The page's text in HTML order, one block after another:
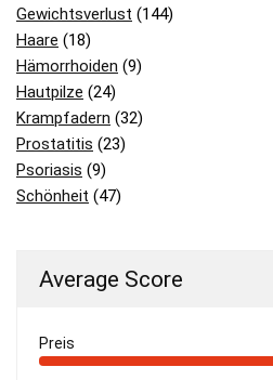
Gewichtsverlust (144)
Haare (18)
Hämorrhoiden (9)
Hautpilze (24)
Krampfadern (32)
Prostatitis (23)
Psoriasis (9)
Schönheit (47)
Average Score
Preis